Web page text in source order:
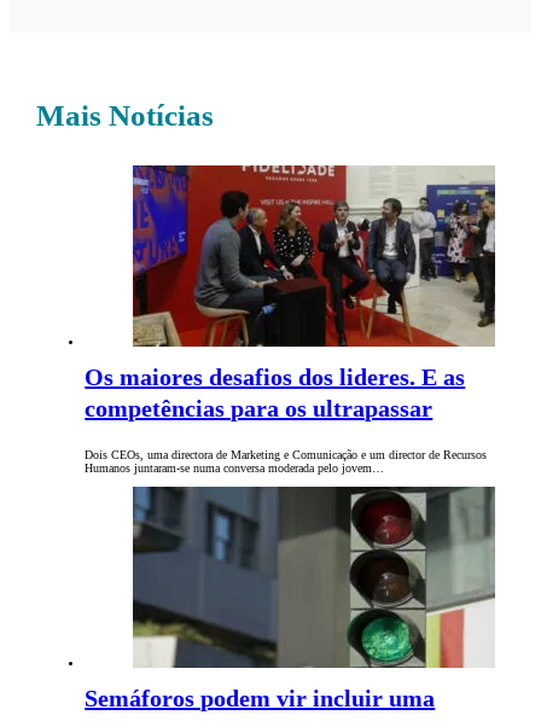
Mais Notícias
Os maiores desafios dos lideres. E as
competências para os ultrapassar
Dois CEOs, uma directora de Marketing e Comunicação e um director de Recursos
Humanos juntaram-se numa conversa moderada pelo jovem…
Semáforos podem vir incluir uma